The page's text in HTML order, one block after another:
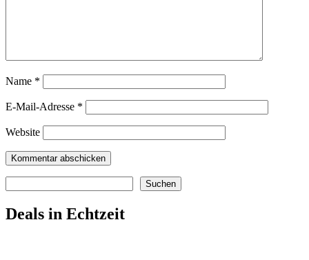
Name *
E-Mail-Adresse *
Website
Suchen
Deals in Echtzeit